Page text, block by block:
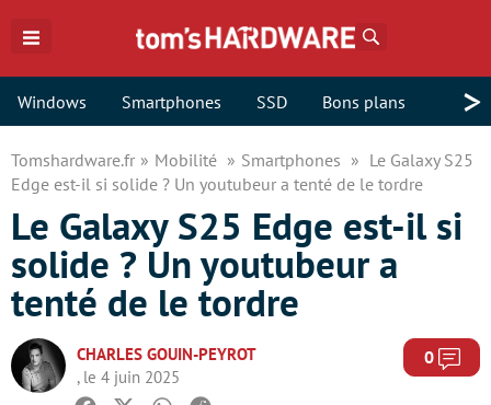
Windows Smartphones SSD Bons plans >
Tomshardware.fr Mobilité Smartphones
Le Galaxy S25
Edge est-il si solide ? Un youtubeur a tenté de le tordre
Le Galaxy S25 Edge est-il si
solide ? Un youtubeur a
tenté de le tordre
CHARLES GOUIN-PEYROT
, le 4 juin 2025
0